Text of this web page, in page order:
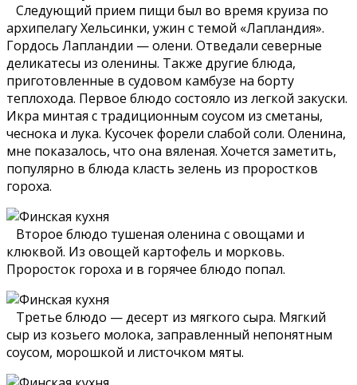
Следующий прием пищи был во время круиза по
архипелагу Хельсинки, ужин с темой «Лапландия».
Гордось Лапландии — олени. Отведали северные
деликатесы из оленины. Также другие блюда,
приготовленные в судовом камбузе на борту
теплохода. Первое блюдо состояло из легкой закуски.
Икра минтая с традиционным соусом из сметаны,
чеснока и лука. Кусочек форели слабой соли. Оленина,
мне показалось, что она вяленая. Хочется заметить,
популярно в блюда класть зелень из проростков
гороха.
Второе блюдо тушеная оленина с овощами и
клюквой. Из овощей картофель и морковь.
Проросток гороха и в горячее блюдо попал.
Третье блюдо — десерт из мягкого сыра. Мягкий
сыр из козьего молока, заправленный непонятным
соусом, морошкой и листочком мяты.